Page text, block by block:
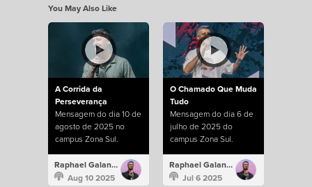
You May Also Like
A Corrida da
Perseverança
Mensagem do dia 10 de
agosto de 2025 no
campus Zona Sul.
Raphael Galante
Aug 10 2025
O Chamado Que Muda
Tudo
Mensagem do dia 6 de
julho de 2025 do
campus Zona Sul.
Raphael Galante
Jul 6 2025